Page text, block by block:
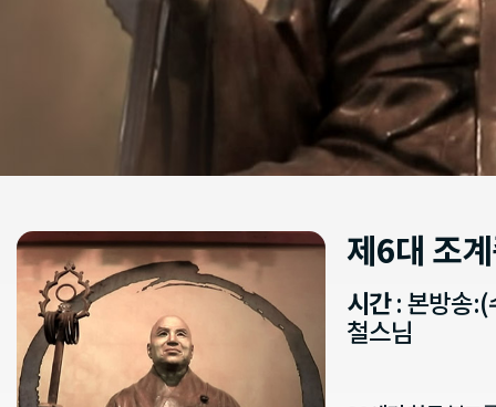
제6대 조
시간: 본방송
철스님